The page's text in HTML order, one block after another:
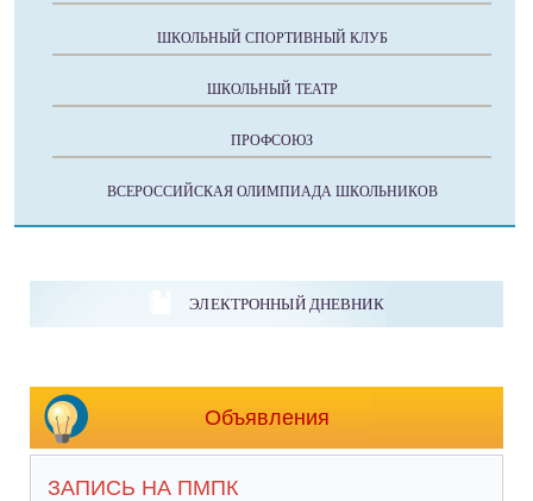
ШКОЛЬНЫЙ СПОРТИВНЫЙ КЛУБ
ШКОЛЬНЫЙ ТЕАТР
ПРОФСОЮЗ
ВСЕРОССИЙСКАЯ ОЛИМПИАДА ШКОЛЬНИКОВ
ЭЛЕКТРОННЫЙ ДНЕВНИК
Объявления
ЗАПИСЬ НА ПМПК